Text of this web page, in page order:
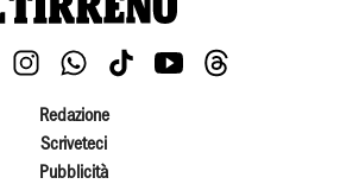
Redazione
Scriveteci
Pubblicità